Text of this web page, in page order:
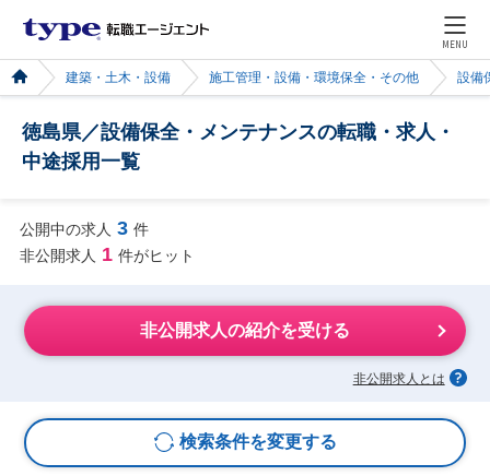
MENU
建築・土木・設備 施工管理・設備・環境保全・その他 設備
徳島県／設備保全・メンテナンスの転職・求人・
中途採用一覧
公開中の求人 3 件
非公開求人 1 件がヒット
非公開求人の紹介を受ける
非公開求人とは
検索条件を変更する